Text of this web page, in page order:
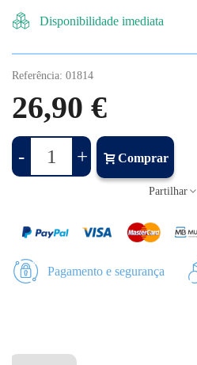
Disponibilidade imediata
Referência: 01814
26,90 €
- + Comprar
Partilhar
Pagamento e segurança